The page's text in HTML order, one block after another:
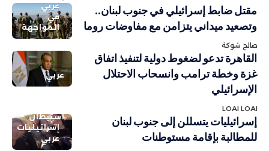
عربي
في
المواجهة
مقتل ضابط إسرائيلي في جنوب لبنان..
وتصعيد ميداني يتزامن مع مفاوضات روما
صالح شوكة
عربي
القاهرة تدعو لضغوط دولية لتنفيذ اتفاق
غزة وخطة ترامب وانسحاب الاحتلال
الإسرائيلي
LOAI LOAI
استيطان
إسرائيليات
عربي
إسرائيليات يتسللن إلى جنوب لبنان
للمطالبة بإقامة مستوطنات